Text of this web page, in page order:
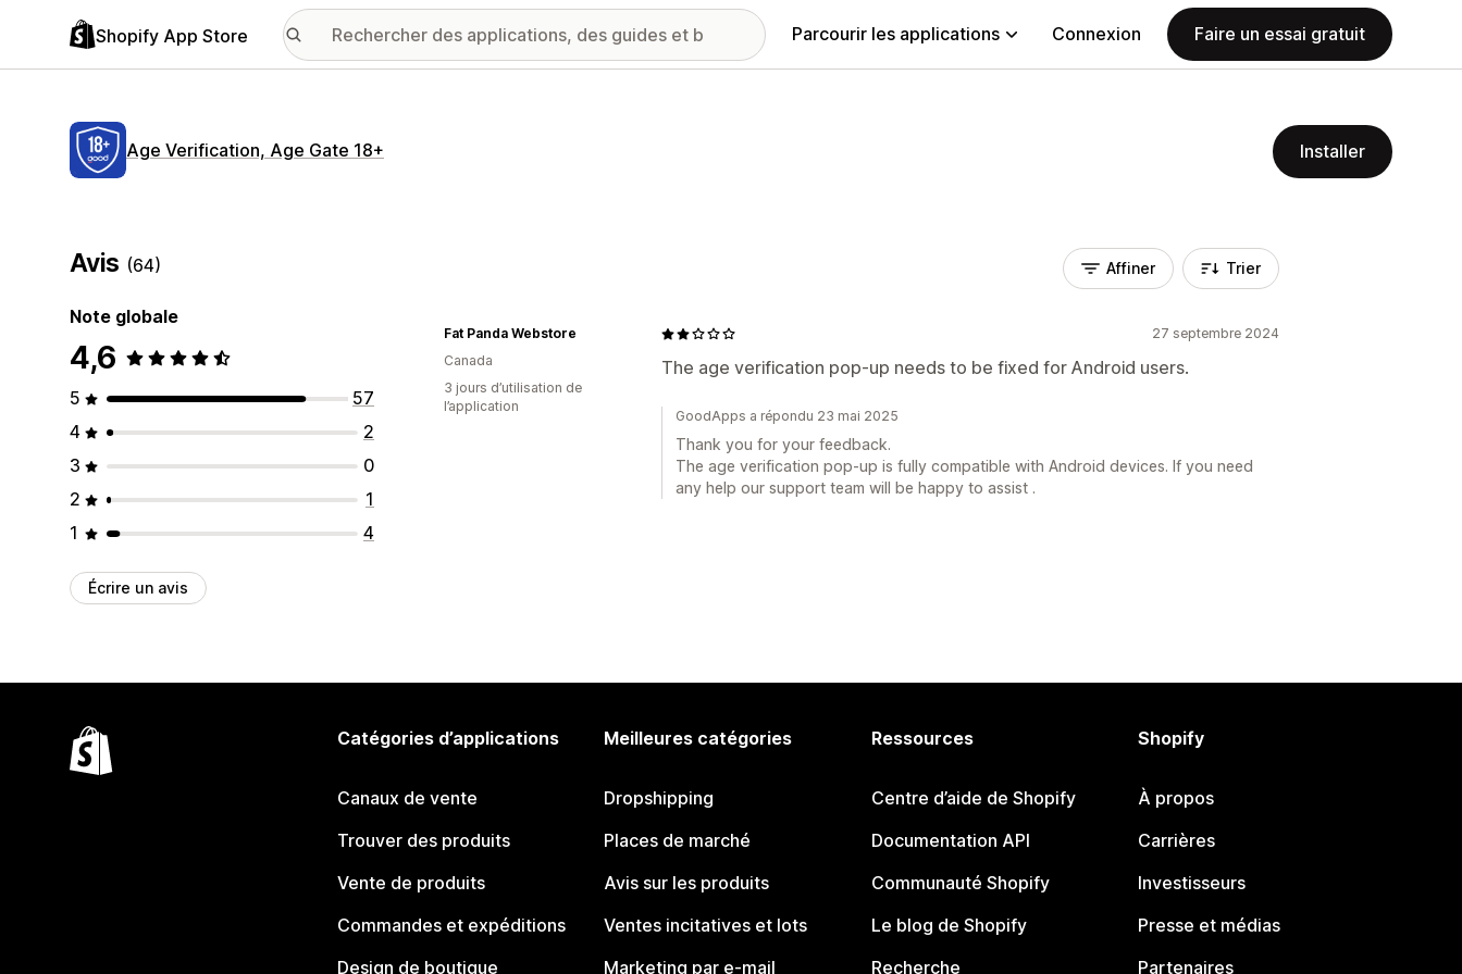
Shopify App Store Parcourir les applications Connexion Faire un essai gratuit
Age Verification, Age Gate 18+ Installer
Avis (64)
Note globale
4,6
5
57
4
2
3
0
2
1
1
4
Écrire un avis
Affiner Trier
27 septembre 2024
The age verification pop-up needs to be fixed for Android users.
Fat Panda Webstore
Canada
3 jours d’utilisation de
l’application
GoodApps a répondu 23 mai 2025
Thank you for your feedback.
The age verification pop-up is fully compatible with Android devices. If you need
any help our support team will be happy to assist .
Catégories d’applications
Canaux de vente
Trouver des produits
Vente de produits
Commandes et expéditions
Design de boutique
Meilleures catégories
Dropshipping
Places de marché
Avis sur les produits
Ventes incitatives et lots
Marketing par e-mail
Ressources
Centre d’aide de Shopify
Documentation API
Communauté Shopify
Le blog de Shopify
Recherche
Shopify
À propos
Carrières
Investisseurs
Presse et médias
Partenaires